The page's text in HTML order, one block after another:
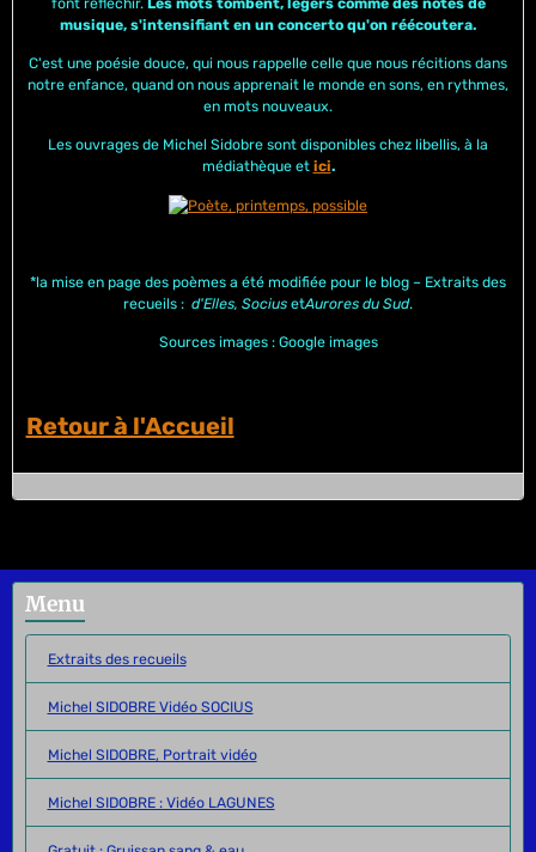
font réfléchir. Les mots tombent, légers comme des notes de
musique, s'intensifiant en un concerto qu'on réécoutera.
C'est une poésie douce, qui nous rappelle celle que nous récitions dans
notre enfance, quand on nous apprenait le monde en sons, en rythmes,
en mots nouveaux.
Les ouvrages de Michel Sidobre sont disponibles chez libellis, à la
médiathèque et ici.
*la mise en page des poèmes a été modifiée pour le blog – Extraits des
recueils : d'Elles, Socius etAurores du Sud.
Sources images : Google images
Retour à l'Accueil
Menu
Extraits des recueils
Michel SIDOBRE Vidéo SOCIUS
Michel SIDOBRE, Portrait vidéo
Michel SIDOBRE : Vidéo LAGUNES